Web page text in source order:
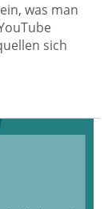
was man
sich